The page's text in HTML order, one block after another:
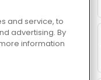
and service, to
advertising. By
information